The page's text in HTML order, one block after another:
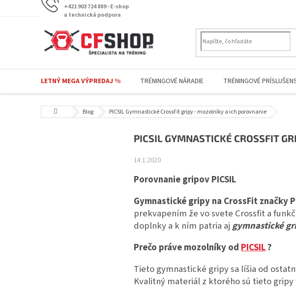
+421 903 724 889 - E-shop
a technická podpora
LETNÝ MEGA VÝPREDAJ % TRÉNINGOVÉ NÁRADIE TRÉNINGOVÉ
DomovBlog PICSIL Gymnastické CrossFit gripy - mozolníky a ich porovnanie
PICSIL GYMNASTICKÉ CROSSFIT
14.1.2020
Porovnanie gripov PICSIL
Gymnastické gripy na CrossFit značky
prekvapením že vo svete Crossfit a
doplnky a k ním patria ajgymnastické
Prečo práve mozolníky od PICSIL?
Tieto gymnastické gripy sa líšia od
Kvalitný materiál z ktorého sú tieto